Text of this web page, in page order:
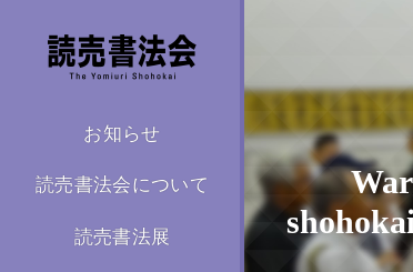
お知らせ
読売書法会について
読売書法展